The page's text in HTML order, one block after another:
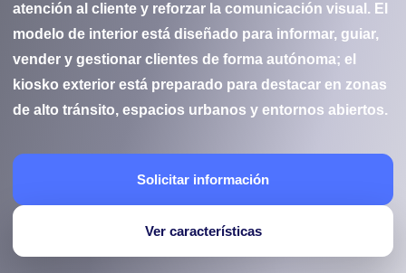
atención al cliente y reforzar la comunicación visual. El
modelo de interior está diseñado para informar, guiar,
vender y gestionar clientes de forma autónoma; el
kiosko exterior está preparado para destacar en zonas
de alto tránsito, espacios urbanos y entornos abiertos.
Solicitar información
Ver características